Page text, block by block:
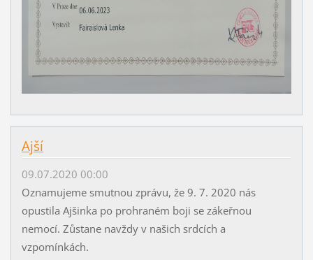
Ajší
09.07.2020 00:00
Oznamujeme smutnou zprávu, že 9. 7. 2020 nás
opustila Ajšinka po prohraném boji se zákeřnou
nemocí. Zůstane navždy v našich srdcích a
vzpomínkách.